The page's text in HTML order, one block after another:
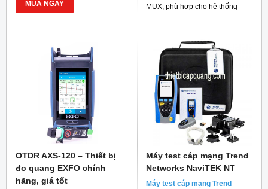
MUA NGAY
MUX, phù hợp cho hệ thống
OTDR AXS-120 – Thiết bị
đo quang EXFO chính
hãng, giá tốt
Máy test cáp mạng Trend
Networks NaviTEK NT
Máy test cáp mạng Trend